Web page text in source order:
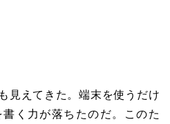
見えてきた。端末を使うだけ
く力が落ちたのだ。このた